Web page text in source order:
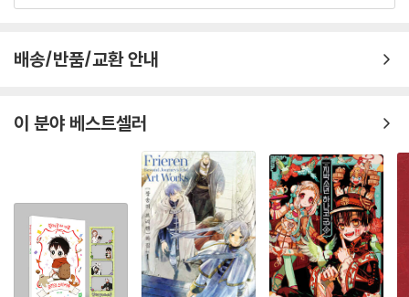
배송/반품/교환 안내
이 분야 베스트셀러